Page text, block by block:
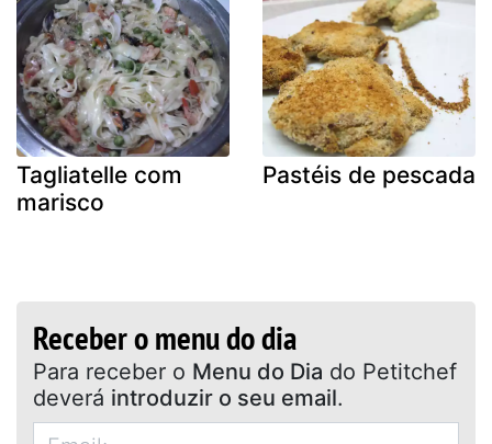
Tagliatelle com
marisco
Pastéis de pescada
Receber o menu do dia
Para receber o Menu do Dia do Petitchef
deverá introduzir o seu email.